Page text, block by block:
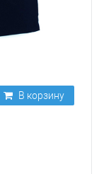
В корзину